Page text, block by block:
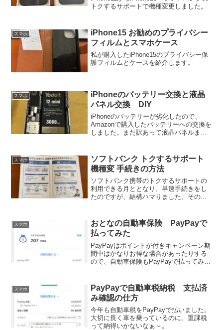
トクするサポートで機種変更しました。
スマホ
iPhone15 お勧めのプライバシー
フィルムとスマホケース
私が購入したiPhone15のプライバシー保
護フィルムとケースを紹介します。
スマホ
iPhoneのバッテリー交換と液晶
パネル交換 DIY
iPhoneのバッテリーが劣化したので、
Amazonで購入したバッテリーへの交換を
しました。また訳あって液晶パネルまで
スマホ
ソフトバンク トクするサポート
機種変 手続きの方法
ソフトバンク携帯のトクするサポートの
利用できる月ととなり、早速手続きをし
たのですが、結構ハマりました。その問
スマホ
おとなの自動車保険 PayPayで
払ってみた
PayPayはポイントが付きキャンペーン期
間中はかなりお得な場合があったりする
ので、自動車保険もPayPayで払ってみま
スマホ
PayPayで自動車税納税 支払済
み確認の仕方
今年も自動車税をPayPayで払いました。
大切に長く車を乗っているのに、重課税
って納得いかないなぁ～。